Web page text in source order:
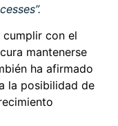
con el
mantenerse
ha afirmado
la posibilidad de